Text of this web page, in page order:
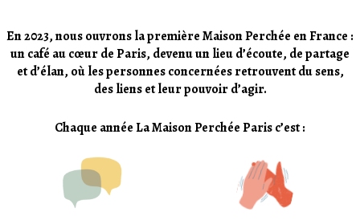
En 2023, nous ouvrons la première Maison Perchée en France :
un café au cœur de Paris, devenu un lieu d’écoute, de partage
et d’élan, où les personnes concernées retrouvent du sens,
des liens et leur pouvoir d’agir.
Chaque année La Maison Perchée Paris c’est :